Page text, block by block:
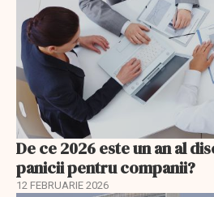
De ce 2026 este un an al
panicii pentru companii?
12 FEBRUARIE 2026